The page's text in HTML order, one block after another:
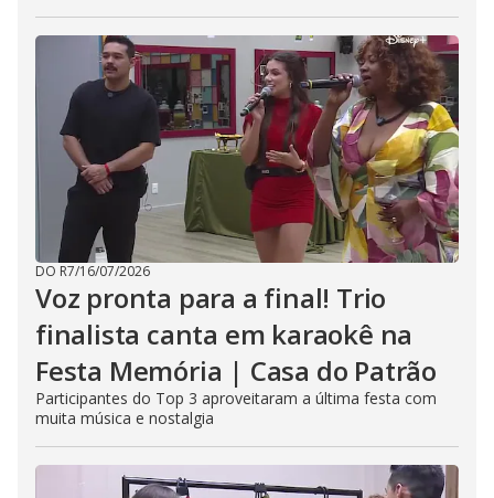
DO R7/16/07/2026
Voz pronta para a final! Trio
finalista canta em karaokê na
Festa Memória | Casa do Patrão
Participantes do Top 3 aproveitaram a última festa com
muita música e nostalgia